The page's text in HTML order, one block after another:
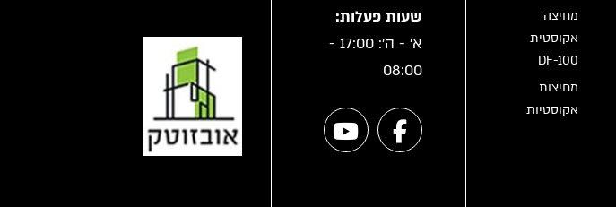
מחיצה
אקוסטית
DF-100
מחיצות
אקוסטיות
שעות פעלות:
א' - ה': 17:00 -
08:00